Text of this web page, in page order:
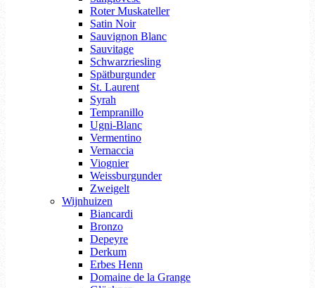
Roter Muskateller
Satin Noir
Sauvignon Blanc
Sauvitage
Schwarzriesling
Spätburgunder
St. Laurent
Syrah
Tempranillo
Ugni-Blanc
Vermentino
Vernaccia
Viognier
Weissburgunder
Zweigelt
Wijnhuizen
Biancardi
Bronzo
Depeyre
Derkum
Erbes Henn
Domaine de la Grange